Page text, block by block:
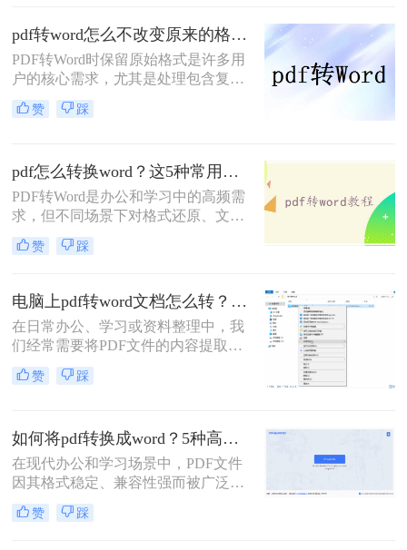
pdf转word怎么不改变原来的格式？4种常用方法详解！
PDF转Word时保留原始格式是许多用
户的核心需求，尤其是处理包含复杂
排版、图表或特殊字体的文档时。那
么pdf转word怎么不改变原来的格式
方案。
赞 踩
pdf怎么转换word？这5种常用方法了解一下！
PDF转Word是办公和学习中的高频需
求，但不同场景下对格式还原、文字
识别的精度要求差异较大。那么pdf怎
么转换word呢？本文将介绍几种常用
方案。
赞 踩
电脑上pdf转word文档怎么转？4种常用方法全解析！
在日常办公、学习或资料整理中，我
们经常需要将PDF文件的内容提取出
来进行编辑、修改或引用。而Word文
档（.docx）因其强大的编辑功能成为
绍几种常用且实用的方法，助你轻松
应对不同需求。
赞 踩
如何将pdf转换成word？5种高效方法详解！
在现代办公和学习场景中，PDF文件
因其格式稳定、兼容性强而被广泛使
用。然而，当需要对PDF内容进行编
辑、修改或格式调整时，将其转换为
赞 踩